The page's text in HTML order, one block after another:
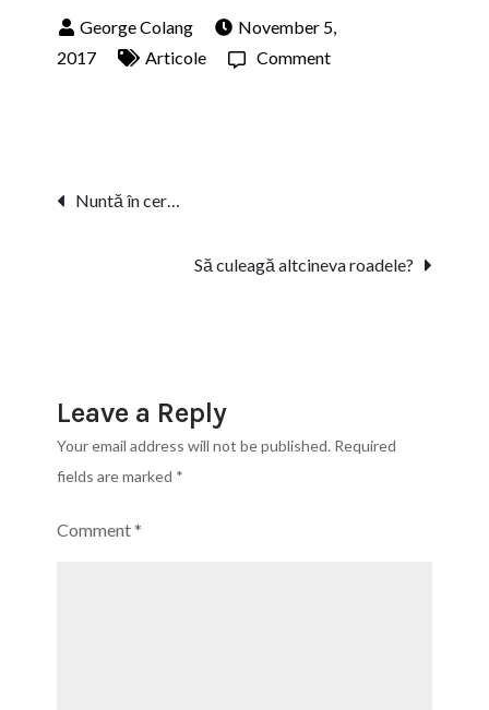
November 5,
2017
Articole Commenton
Post
navigation
Nuntă în cer…
Să culeagă altcineva roadele?
Leave a Reply
Your email address will not be published. Required
fields are marked *
Comment*